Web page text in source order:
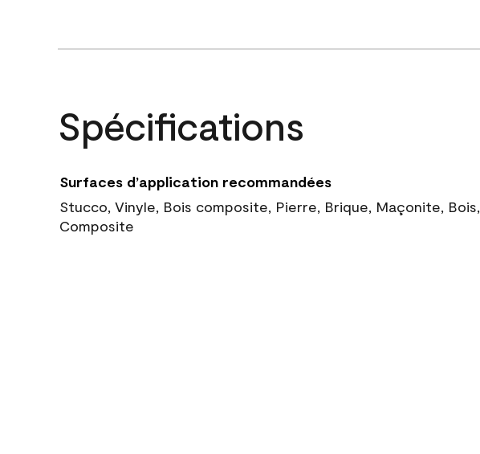
Spécifications
Surfaces d’application recommandées
Stucco, Vinyle, Bois composite, Pierre, Brique, Maçonite, Bois,
Composite